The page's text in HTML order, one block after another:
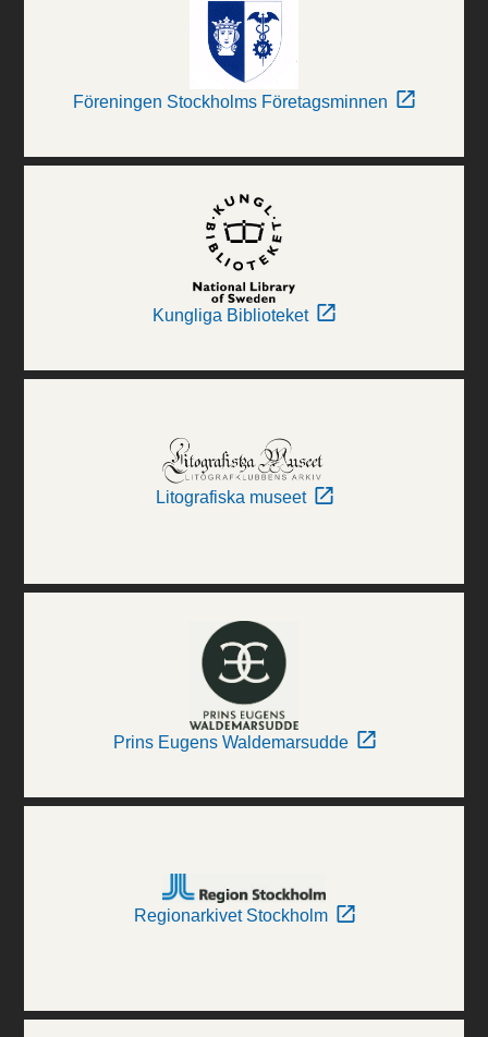
Föreningen Stockholms Företagsminnen
Kungliga Biblioteket
Litografiska museet
Prins Eugens Waldemarsudde
Regionarkivet Stockholm